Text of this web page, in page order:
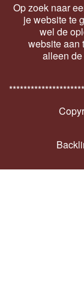
Op zoek naar
je website te
wel de
website aan
alleen